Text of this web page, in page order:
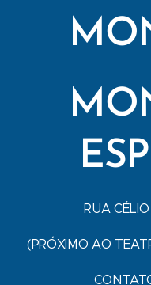
RUA
(PRÓXIMO AO